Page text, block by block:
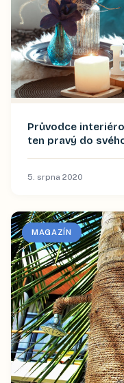
Průvodce
ten pravý do
5. srpna 2020
MAGAZÍN